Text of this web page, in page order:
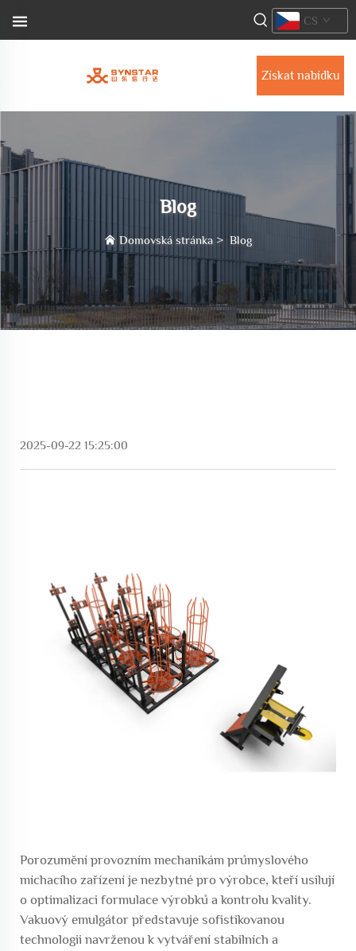
Získat nabídku
CS
Blog
Domovská stránka > Blog
2025-09-22 15:25:00
Porozumění provozním mechanikám průmyslového
míchacího zařízení je nezbytné pro výrobce, kteří usilují
o optimalizaci formulace výrobků a kontrolu kvality.
Vakuový emulgátor představuje sofistikovanou
technologii navrženou k vytváření stabilních a